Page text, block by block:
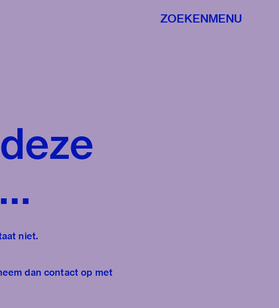
ZOEKENMENU
niet.
dan contact op met